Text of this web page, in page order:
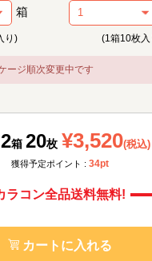
箱
り) (1箱10枚
ージ順次変更中です
2箱 20枚 ¥3,520(税込)
獲得予定ポイント : 34pt
ラコン全品送料無料!
カートに入れる